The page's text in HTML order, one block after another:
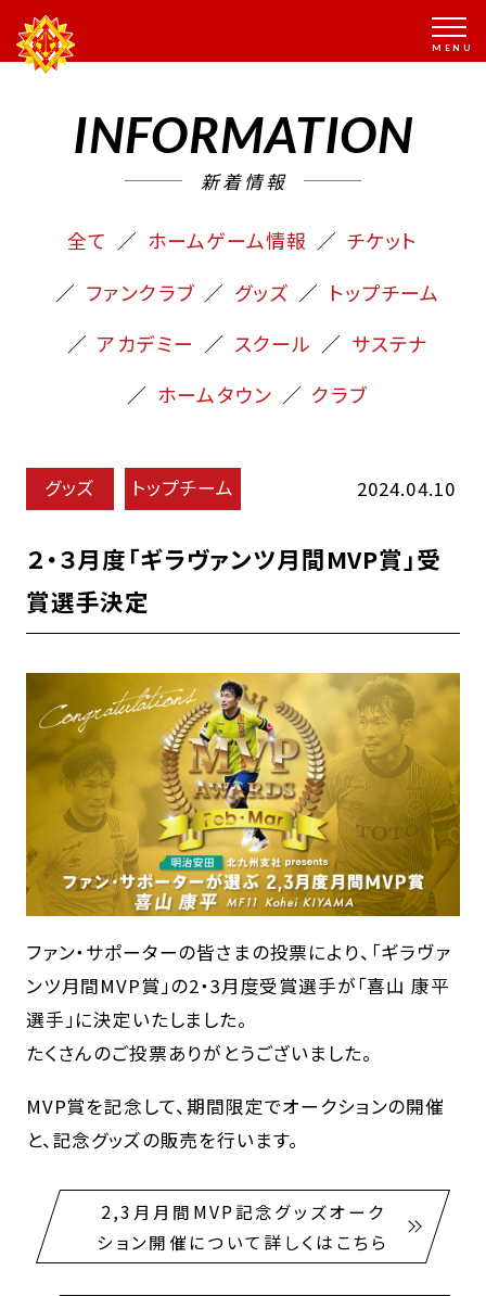
INFORMATION
新着情報
全て ホームゲーム情報
チケット
ファンクラブ
グッズ
トップチーム
アカデミー
スクール
サステナ
ホームタウン
クラブ
グッズ トップチーム 2024.04.10
２・３月度「ギラヴァンツ月間MVP賞」受
賞選手決定
ファン・サポーターの皆さまの投票により、「ギラヴァ
ンツ月間MVP賞」の2・3月度受賞選手が「喜山 康平
選手」に決定いたしました。
たくさんのご投票ありがとうございました。
MVP賞を記念して、期間限定でオークションの開催
と、記念グッズの販売を行います。
2,3月月間MVP記念グッズオーク
ション開催について詳しくはこちら